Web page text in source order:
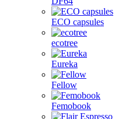
ECO capsules
ecotree
Eureka
Fellow
Femobook